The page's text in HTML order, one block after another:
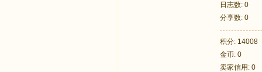
日志数: 0
分享数: 0
积分: 14008
金币: 0
卖家信用: 0